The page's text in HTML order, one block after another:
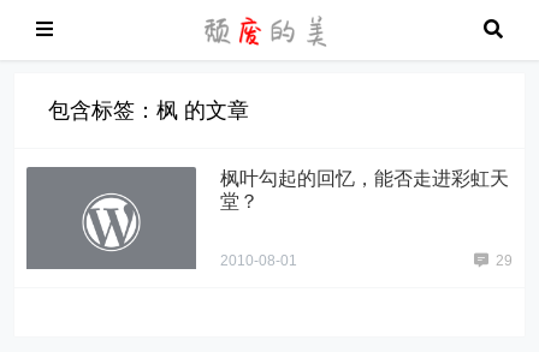
包含标签：枫 的文章
枫叶勾起的回忆，能否走进彩虹天
堂？
2010-08-01 29